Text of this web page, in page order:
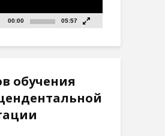
00:00 05:57
обучения